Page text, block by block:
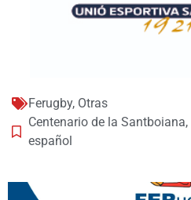
Ferugby, Otras
Centenario de la Santboiana,
español